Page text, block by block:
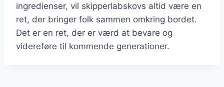
ingredienser, vil skipperlabskovs altid være en
ret, der bringer folk sammen omkring bordet.
Det er en ret, der er værd at bevare og
videreføre til kommende generationer.